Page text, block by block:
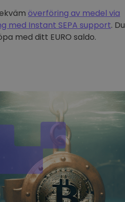
överföring av medel via
med Instant SEPA support. Du
med ditt EURO saldo.